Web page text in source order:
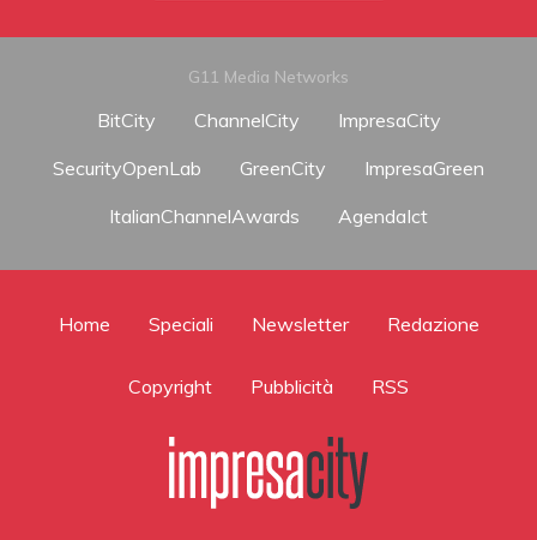
G11 Media Networks
BitCity ChannelCity
ImpresaCity
SecurityOpenLab
GreenCity
ImpresaGreen
ItalianChannelAwards
AgendaIct
Home Speciali Newsletter Redazione
Copyright Pubblicità RSS